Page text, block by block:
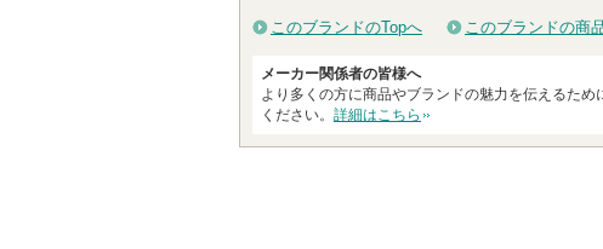
に
気
に
このブランドのTopへ このブランドの商
メーカー関係者の皆様へ
より多くの方に商品やブランドの魅力を伝えるた
ください。 詳細はこちら